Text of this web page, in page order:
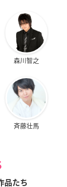
森川智之
斉藤壮馬
品たち